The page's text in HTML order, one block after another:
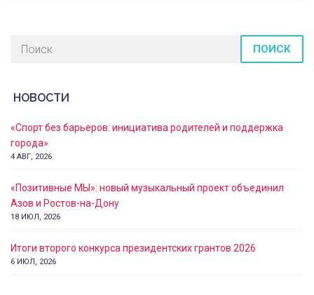
ПОИСК
НОВОСТИ
«Спорт без барьеров: инициатива родителей и поддержка
города»
4 АВГ, 2026
«Позитивные МЫ»: новый музыкальный проект объединил
Азов и Ростов-на-Дону
18 ИЮЛ, 2026
Итоги второго конкурса президентских грантов 2026
6 ИЮЛ, 2026